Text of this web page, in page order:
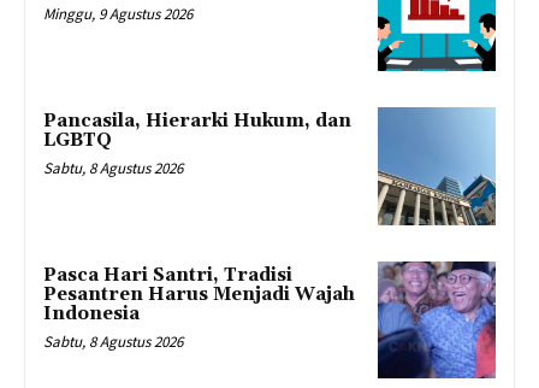
Minggu, 9 Agustus 2026
Pancasila, Hierarki Hukum, dan
LGBTQ
Sabtu, 8 Agustus 2026
Pasca Hari Santri, Tradisi
Pesantren Harus Menjadi Wajah
Indonesia
Sabtu, 8 Agustus 2026